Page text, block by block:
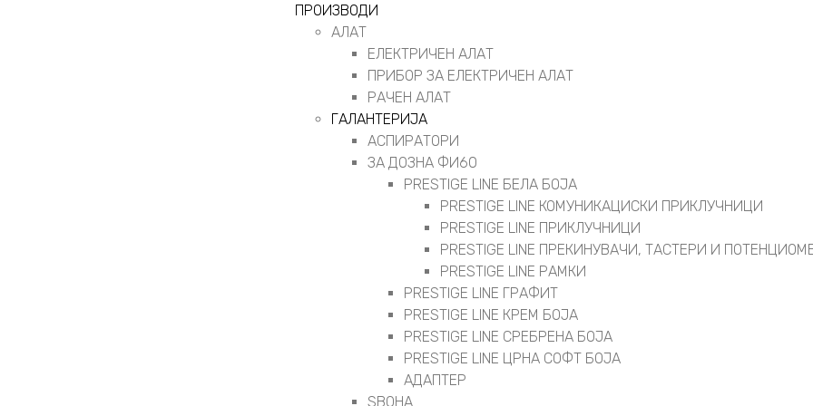
ПРОИЗВОДИ
АЛАТ
ЕЛЕКТРИЧЕН АЛАТ
ПРИБОР ЗА ЕЛЕКТРИЧЕН АЛАТ
РАЧЕН АЛАТ
ГАЛАНТЕРИЈА
АСПИРАТОРИ
ЗА ДОЗНА ФИ60
PRESTIGE LINE БЕЛА БОЈА
PRESTIGE LINE КОМУНИКАЦИСКИ ПРИКЛУЧНИЦИ
PRESTIGE LINE ПРИКЛУЧНИЦИ
PRESTIGE LINE ПРЕКИНУВАЧИ, ТАСТЕРИ И
PRESTIGE LINE РАМКИ
PRESTIGE LINE ГРАФИТ
PRESTIGE LINE КРЕМ БОЈА
PRESTIGE LINE СРЕБРЕНА БОЈА
PRESTIGE LINE ЦРНА СОФТ БОЈА
АДАПТЕР
ЅВОНА